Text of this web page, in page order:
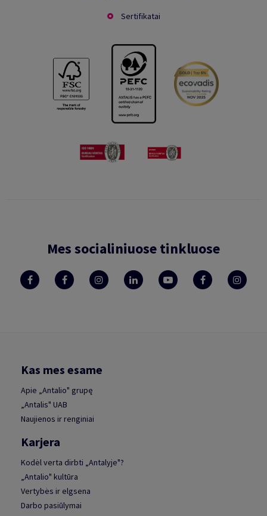
Sertifikatai
Mes socialiniuose tinkluose
Kas mes esame
Apie „Antalio" grupę
„Antalis" UAB
Naujienos ir renginiai
Karjera
Kodėl verta dirbti „Antalyje"?
„Antalio" kultūra
Vertybės ir elgsena
Darbo pasiūlymai